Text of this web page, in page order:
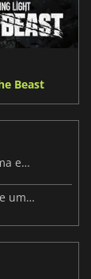
Beast
Dying Light: The Beast PC Specs - O seu sistema está pronto?
Dying Light: The Beast foi adiado mas promete um intenso horror de sobrevivência